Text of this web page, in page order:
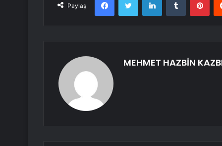
Paylaş
MEHMET HAZBİN